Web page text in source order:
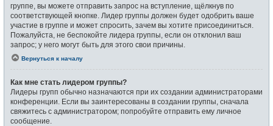
группе, вы можете отправить запрос на вступление, щёлкнув по
соответствующей кнопке. Лидер группы должен будет одобрить ваше
участие в группе и может спросить, зачем вы хотите присоединиться.
Пожалуйста, не беспокойте лидера группы, если он отклонил ваш
запрос; у него могут быть для этого свои причины.
Вернуться к началу
Как мне стать лидером группы?
Лидеры групп обычно назначаются при их создании администраторами
конференции. Если вы заинтересованы в создании группы, сначала
свяжитесь с администратором; попробуйте отправить ему личное
сообщение.